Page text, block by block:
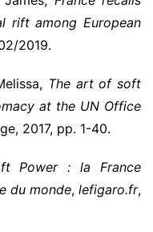
rift among European
2019.
The art of soft
at the UN Office
2017, pp. 1-40.
Power : la France
du monde, lefigaro.fr,